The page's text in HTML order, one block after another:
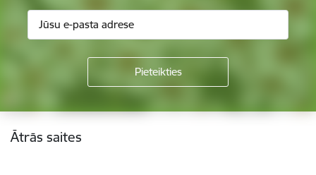
Kājene
Ātrās saites